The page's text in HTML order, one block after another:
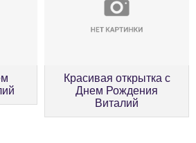
Красивая открытка с
Днем Рождения
Виталий